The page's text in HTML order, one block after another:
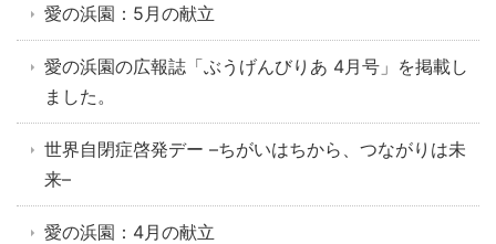
愛の浜園：5月の献立
愛の浜園の広報誌「ぶうげんびりあ 4月号」を掲載し
ました。
世界自閉症啓発デー –ちがいはちから、つながりは未
来–
愛の浜園：4月の献立